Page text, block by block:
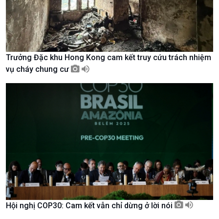
Chát với người nổi tiếng
Câu chuyện Thể thao
Video
Infographic
E-Magazine
Podcast
Góc nhìn VOV1
Trưởng Đặc khu Hong Kong cam kết truy cứu trách nhiệm
vụ cháy chung cư
Hội nghị COP30: Cam kết vẫn chỉ dừng ở lời nói